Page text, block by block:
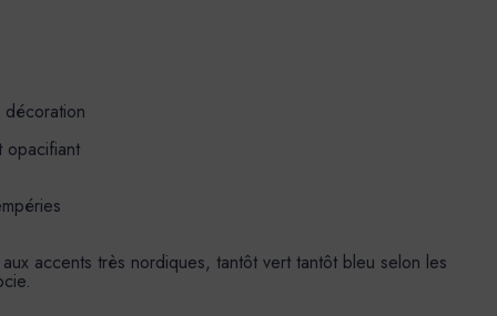
opacifiant
accents très nordiques, tantôt vert tantôt bleu selon les